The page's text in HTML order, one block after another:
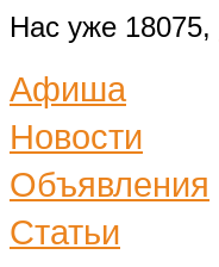
Нас уже 18075,
Афиша
Новости
Объявления
Статьи